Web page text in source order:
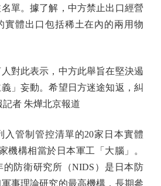
單。據了解，中方禁止出口經營
實體出口包括稀土在內的兩用物
此表示，中方此舉旨在堅決遏
」妄動。希望日方迷途知返，糾
者 朱燁北京報道
管制管控清單的20家日本實體
機構相當於日本軍工「大腦」。
的防衛研究所（NIDS）是日本防
事理論研究的最高機構，長期參